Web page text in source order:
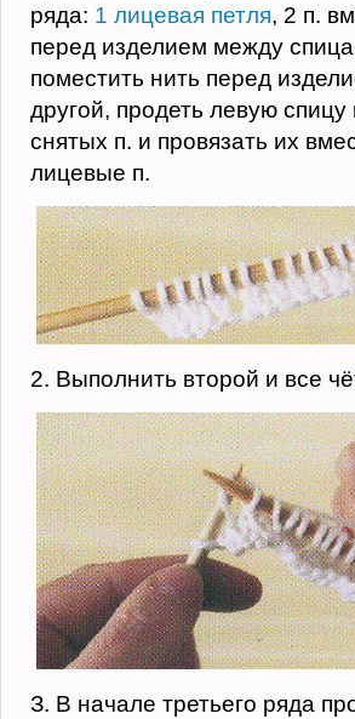
ряда: 1 лицевая петля, 2 п.
перед изделием между
поместить нить перед
другой, продеть левую
снятых п. и провязать их
лицевые п.
2. Выполнить второй и все
З. В начале третьего ряда